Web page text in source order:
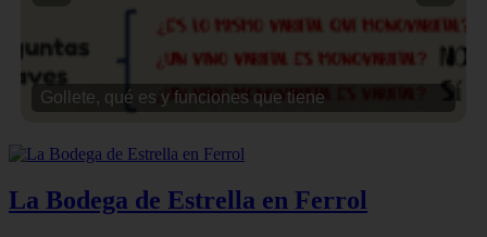
Gollete, qué es y funciones que tiene
La Bodega de Estrella en Ferrol